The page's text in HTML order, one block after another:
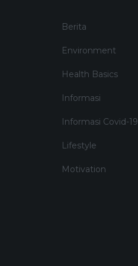
Berita
Environment
Health Basics
Informasi
Informasi Covid-19
Lifestyle
Motivation